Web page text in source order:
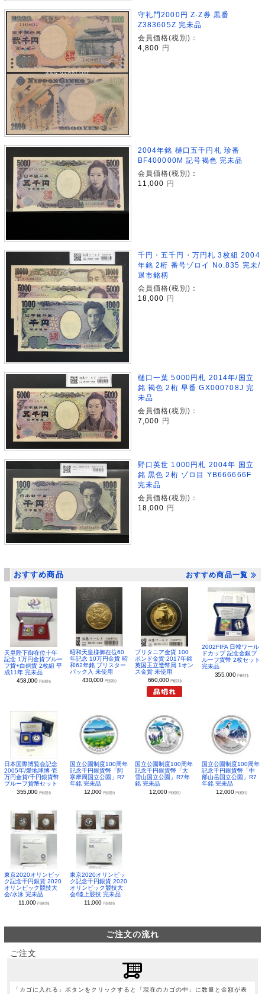
守礼門2000円 Z-Z券 黒番
Z383605Z 完未品
会員価格(税別)：
4,800 円
2004年銘 樋口五千円札 珍番
BF400000M 記号褐色 完未品
会員価格(税別)：
11,000 円
千円・五千円・万円札 3枚組 2004
年銘 2桁 番号ゾロイ No.835 完未/
退市銘柄
会員価格(税別)：
18,000 円
樋口一葉 5000円札 2014年/国立
銘 褐色 2桁 早番 GX000708J 完
未品
会員価格(税別)：
7,000 円
野口英世 1000円札 2004年 国立
銘 黒色 2桁 ゾロ目 YB666666F
完未品
会員価格(税別)：
18,000 円
おすすめ商品 おすすめ商品一覧
天皇陛下御在位十年
記念 1万円金貨プルー
フ貨+白銅貨 2枚組 平
成11年 完未品
458,000 円(税別)
昭和天皇様御在位60
年記念 10万円金貨 昭
和62年銘 ブリスター
パック入 未使用
430,000 円(税別)
ブリタニア金貨 100
ポンド金貨 2017年銘
英国王立造幣局 1オン
ス金貨 未使用
660,000 円(税別)
2002FIFA 日韓ワール
ドカップ 記念金銀プ
ルーフ貨幣 2枚セット
完未品
355,000 円(税別)
日本国際博覧会記念
2005年/愛地球博 壱
万円金貨/千円銀貨幣
プルーフ貨幣セット
355,000 円(税別)
国立公園制度100周年
記念千円銀貨幣「阿
寒摩周国立公園」R7
年銘 完未品
12,000 円(税別)
国立公園制度100周年
記念千円銀貨幣「大
雪山国立公園」R7年
銘 完未品
12,000 円(税別)
国立公園制度100周年
記念千円銀貨幣「中
部山岳国立公園」R7
年銘 完未品
12,000 円(税別)
東京2020オリンピッ
ク記念千円銀貨 2020
オリンピック競技大
会/水泳 完未品
11,000円(税別)
東京2020オリンピッ
ク記念千円銀貨 2020
オリンピック競技大
会/陸上競技 完未品
11,000 円(税別)
ご注文の流れ
ご注文
「カゴに入れる」ボタンをクリックすると「現在のカゴの中」に数量と金額が表